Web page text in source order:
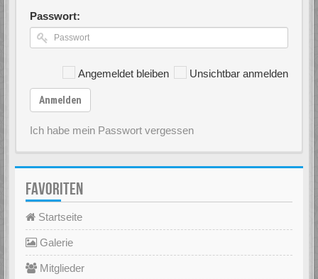
Passwort:
Angemeldet bleiben Unsichtbar anmelden
Anmelden
Ich habe mein Passwort vergessen
FAVORITEN
Startseite
Galerie
Mitglieder